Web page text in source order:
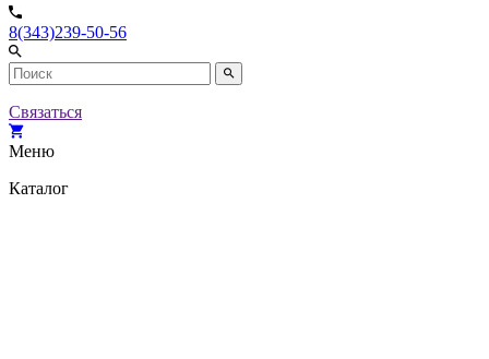
8(343)239-50-56
Связаться
Меню
Каталог